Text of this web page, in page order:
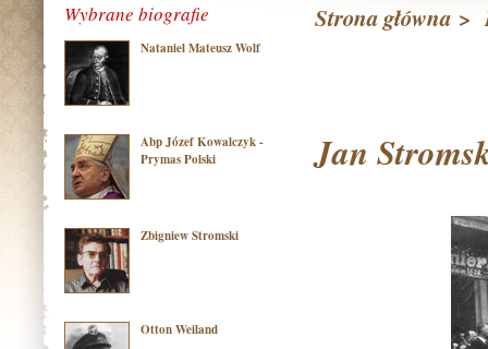
Wybrane biografie
Nataniel Mateusz Wolf
Abp Józef Kowalczyk -
Prymas Polski
Zbigniew Stromski
Otton Weiland
Strona główna >
Jan